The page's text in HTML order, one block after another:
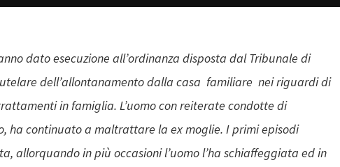
dato esecuzione all’ordinanza disposta dal Tribunale di
dell’allontanamento dalla casa familiare nei riguardi di
in famiglia. L’uomo con reiterate condotte di
ha continuato a maltrattare la ex moglie. I primi episodi
allorquando in più occasioni l’uomo l’ha schiaffeggiata ed in